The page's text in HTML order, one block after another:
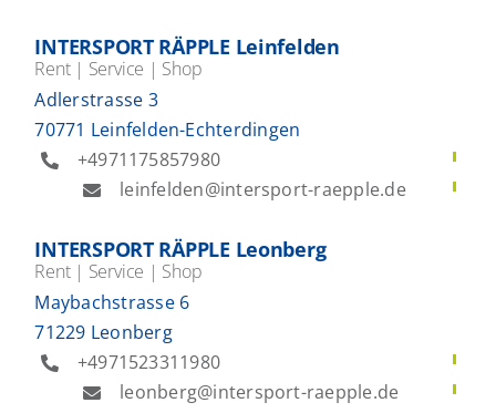
INTERSPORT RÄPPLE Leinfelden
Rent | Service | Shop
Adlerstrasse 3
70771 Leinfelden-Echterdingen
+4971175857980
leinfelden@intersport-raepple.de
INTERSPORT RÄPPLE Leonberg
Rent | Service | Shop
Maybachstrasse 6
71229 Leonberg
+4971523311980
leonberg@intersport-raepple.de